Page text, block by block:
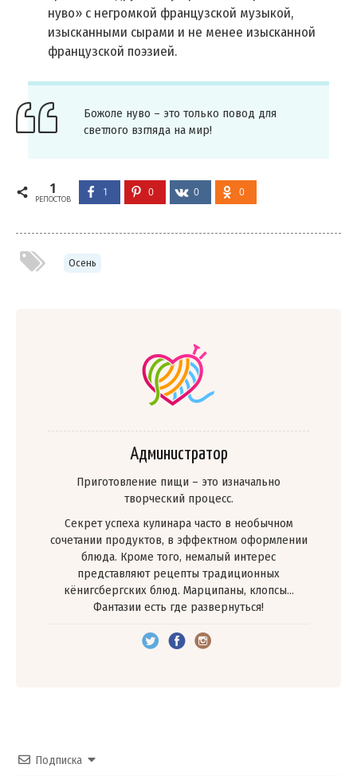
нуво» с негромкой французской музыкой,
изысканными сырами и не менее изысканной
французской поэзией.
Божоле нуво – это только повод для
светлого взгляда на мир!
1
РЕПОСТОВ
1 0 0 0
Осень
Администратор
Приготовление пищи – это изначально
творческий процесс.
Секрет успеха кулинара часто в необычном
сочетании продуктов, в эффектном оформлении
блюда. Кроме того, немалый интерес
представляют рецепты традиционных
кёнигсбергских блюд. Марципаны, клопсы…
Фантазии есть где развернуться!
Подписка